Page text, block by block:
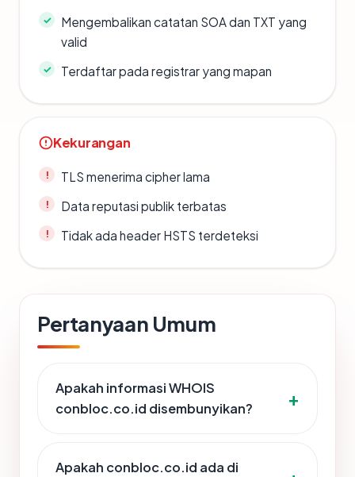
Mengembalikan catatan SOA dan TXT yang
valid
Terdaftar pada registrar yang mapan
Kekurangan
TLS menerima cipher lama
Data reputasi publik terbatas
Tidak ada header HSTS terdeteksi
Pertanyaan Umum
Apakah informasi WHOIS
conbloc.co.id disembunyikan?
Apakah conbloc.co.id ada di